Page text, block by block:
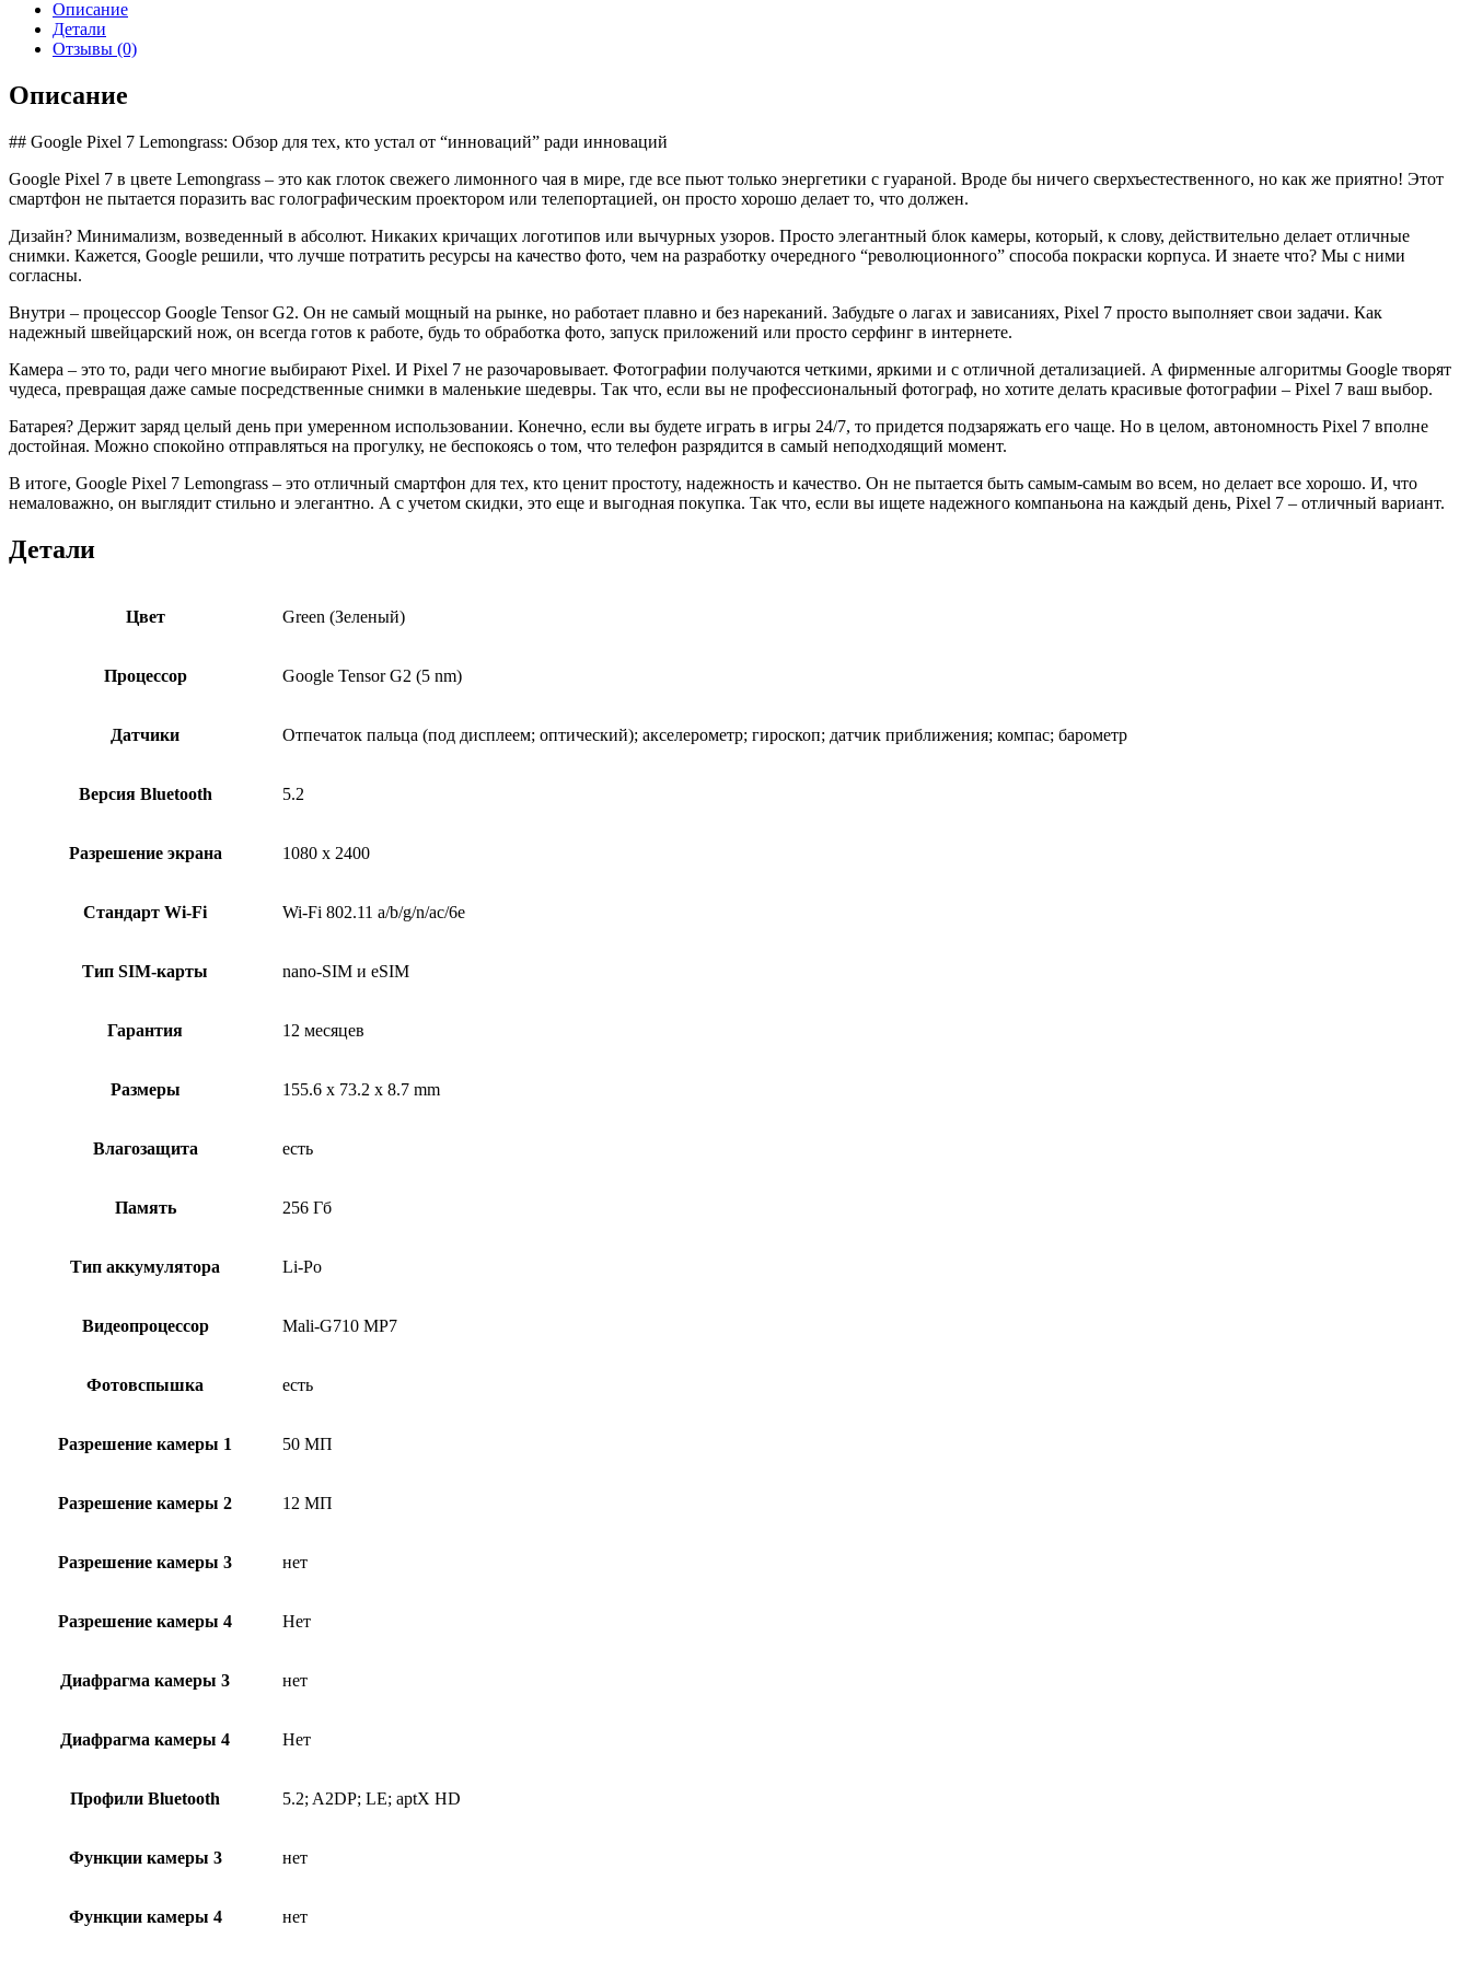
8/256GB
Lemongrass
Описание
Детали
Отзывы (0)
Описание
## Google Pixel 7 Lemongrass: Обзор для тех, кто устал от “инноваций” ради инноваций
Google Pixel 7 в цвете Lemongrass – это как глоток свежего лимонного чая в мире, где все пьют только энергетики с гуараной. Вроде бы ничего сверхъестественного, но как же приятно! Этот
смартфон не пытается поразить вас голографическим проектором или телепортацией, он просто хорошо делает то, что должен.
Дизайн? Минимализм, возведенный в абсолют. Никаких кричащих логотипов или вычурных узоров. Просто элегантный блок камеры, который, к слову, действительно делает отличные
снимки. Кажется, Google решили, что лучше потратить ресурсы на качество фото, чем на разработку очередного “революционного” способа покраски корпуса. И знаете что? Мы с ними
согласны.
Внутри – процессор Google Tensor G2. Он не самый мощный на рынке, но работает плавно и без нареканий. Забудьте о лагах и зависаниях, Pixel 7 просто выполняет свои задачи. Как
надежный швейцарский нож, он всегда готов к работе, будь то обработка фото, запуск приложений или просто серфинг в интернете.
Камера – это то, ради чего многие выбирают Pixel. И Pixel 7 не разочаровывает. Фотографии получаются четкими, яркими и с отличной детализацией. А фирменные алгоритмы Google творят
чудеса, превращая даже самые посредственные снимки в маленькие шедевры. Так что, если вы не профессиональный фотограф, но хотите делать красивые фотографии – Pixel 7 ваш выбор.
Батарея? Держит заряд целый день при умеренном использовании. Конечно, если вы будете играть в игры 24/7, то придется подзаряжать его чаще. Но в целом, автономность Pixel 7 вполне
достойная. Можно спокойно отправляться на прогулку, не беспокоясь о том, что телефон разрядится в самый неподходящий момент.
В итоге, Google Pixel 7 Lemongrass – это отличный смартфон для тех, кто ценит простоту, надежность и качество. Он не пытается быть самым-самым во всем, но делает все хорошо. И, что
немаловажно, он выглядит стильно и элегантно. А с учетом скидки, это еще и выгодная покупка. Так что, если вы ищете надежного компаньона на каждый день, Pixel 7 – отличный вариант.
Детали
Цвет Green (Зеленый)
Процессор Google Tensor G2 (5 nm)
Датчики Отпечаток пальца (под дисплеем; оптический); акселерометр; гироскоп; датчик приближения; компас; барометр
Версия Bluetooth 5.2
Разрешение экрана 1080 x 2400
Стандарт Wi-Fi Wi-Fi 802.11 a/b/g/n/ac/6e
Тип SIM-карты nano-SIM и eSIM
Гарантия 12 месяцев
Размеры 155.6 x 73.2 x 8.7 mm
Влагозащита есть
Память 256 Гб
Тип аккумулятора Li-Po
Видеопроцессор Mali-G710 MP7
Фотовспышка есть
Разрешение камеры 1 50 МП
Разрешение камеры 2 12 МП
Разрешение камеры 3 нет
Разрешение камеры 4 Нет
Диафрагма камеры 3 нет
Диафрагма камеры 4 Нет
Профили Bluetooth 5.2; A2DP; LE; aptX HD
Функции камеры 3 нет
Функции камеры 4 нет